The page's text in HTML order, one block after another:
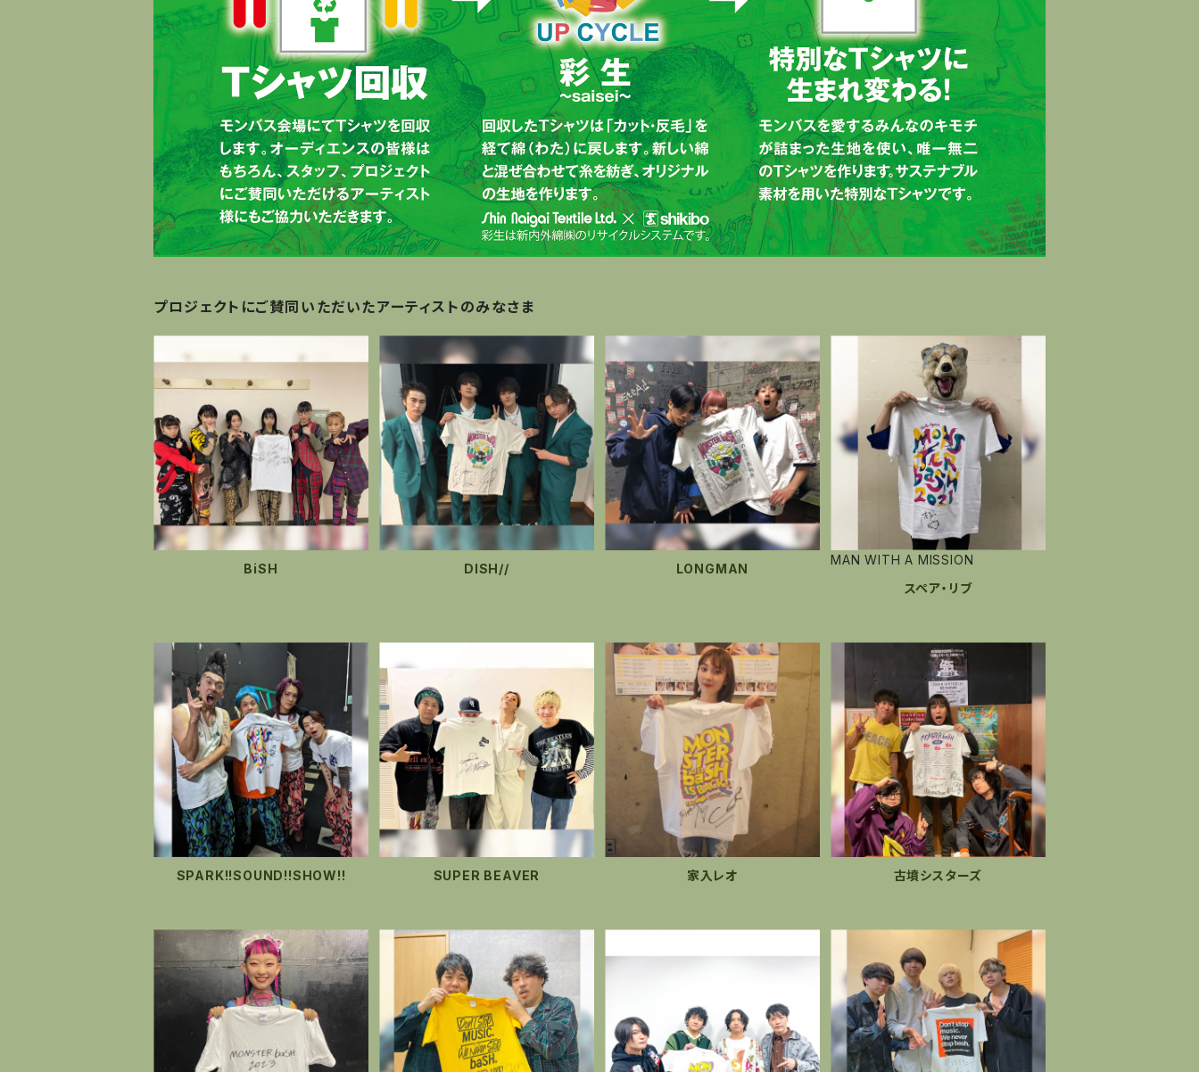
プロジェクトにご賛同いただいたアーティストのみなさま
BiSH DISH// LONGMAN
MAN WITH A MISSION
スペア・リブ
SPARK!!SOUND!!SHOW!! SUPER BEAVER 家入レオ 古墳シスターズ